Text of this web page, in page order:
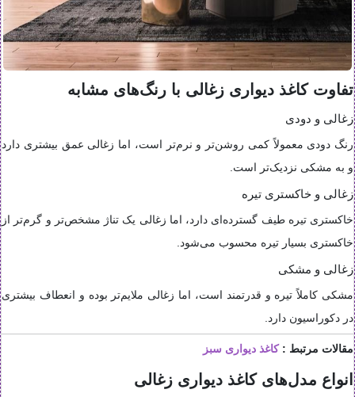
تفاوت کاغذ دیواری زغالی با رنگ‌های مشابه
زغالی و دودی
رنگ دودی معمولاً کمی روشن‌تر و نرم‌تر است، اما زغالی عمق بیشتری دارد
و به مشکی نزدیک‌تر است.
زغالی و خاکستری تیره
خاکستری تیره طیف گسترده‌ای دارد، اما زغالی یک تناژ مشخص‌تر و گرم‌تر از
خاکستری بسیار تیره محسوب می‌شود.
زغالی و مشکی
مشکی کاملاً تیره و قدرتمند است، اما زغالی ملایم‌تر بوده و انعطاف بیشتری
در دکوراسیون دارد.
مقالات مرتبط :کاغذ دیواری سبز
انواع مدل‌های کاغذ دیواری زغالی